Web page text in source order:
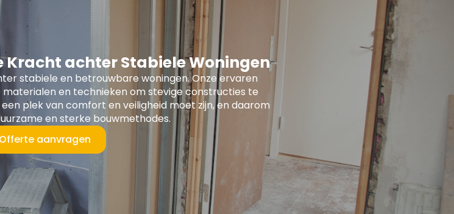
Kracht achter Stabiele Woningen
stabiele en betrouwbare woningen. Onze ervaren
en technieken om stevige constructies te
plek van comfort en veiligheid moet zijn, en daarom
en sterke bouwmethodes.
Offerte aanvragen